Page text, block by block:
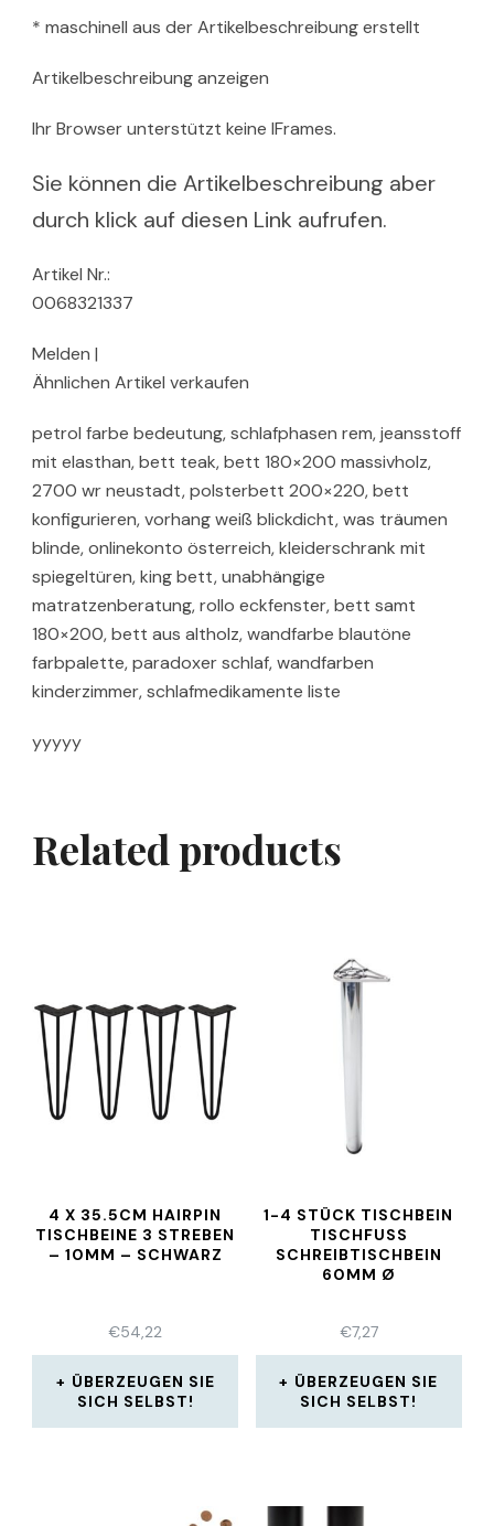
* maschinell aus der Artikelbeschreibung erstellt
Artikelbeschreibung anzeigen
Ihr Browser unterstützt keine IFrames.
Sie können die Artikelbeschreibung aber
durch klick auf diesen Link aufrufen.
Artikel Nr.:
0068321337
Melden |
Ähnlichen Artikel verkaufen
petrol farbe bedeutung, schlafphasen rem, jeansstoff
mit elasthan, bett teak, bett 180×200 massivholz,
2700 wr neustadt, polsterbett 200×220, bett
konfigurieren, vorhang weiß blickdicht, was träumen
blinde, onlinekonto österreich, kleiderschrank mit
spiegeltüren, king bett, unabhängige
matratzenberatung, rollo eckfenster, bett samt
180×200, bett aus altholz, wandfarbe blautöne
farbpalette, paradoxer schlaf, wandfarben
kinderzimmer, schlafmedikamente liste
yyyyy
Related products
4 X 35.5CM HAIRPIN
TISCHBEINE 3 STREBEN
– 10MM – SCHWARZ
€54,22
ÜBERZEUGEN SIE
SICH SELBST!
1-4 STÜCK TISCHBEIN
TISCHFUSS
SCHREIBTISCHBEIN
60MM Ø
€7,27
ÜBERZEUGEN SIE
SICH SELBST!